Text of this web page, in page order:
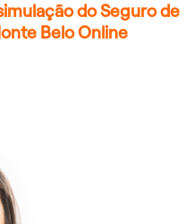
do Seguro de
Belo Online